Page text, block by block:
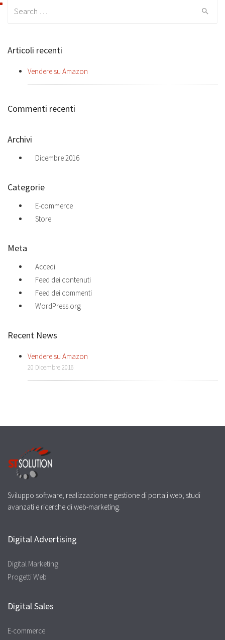
Articoli recenti
Vendere su Amazon
Commenti recenti
Archivi
Dicembre 2016
Categorie
E-commerce
Store
Meta
Accedi
Feed dei contenuti
Feed dei commenti
WordPress.org
Recent News
Vendere su Amazon
20 Dicembre 2016
Sviluppo software; realizzazione e gestione di portali web; studi
avanzati e ricerche di web-marketing.
Digital Advertising
Digital Marketing
Progetti Web
Digital Sales
E-commerce